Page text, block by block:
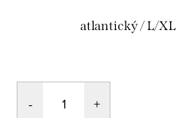
atlantický / L/XL